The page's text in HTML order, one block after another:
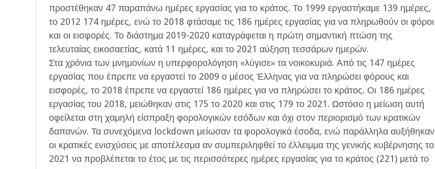
προστέθηκαν 47 παραπάνω ημέρες εργασίας για το κράτος. Το 1999 εργαστήκαμε 139 ημέρες,
το 2012 174 ημέρες, ενώ το 2018 φτάσαμε τις 186 ημέρες εργασίας για να πληρωθούν οι φόροι
και οι εισφορές. Το διάστημα 2019-2020 καταγράφεται η πρώτη σημαντική πτώση της
τελευταίας εικοσαετίας, κατά 11 ημέρες, και το 2021 αύξηση τεσσάρων ημερών.
Στα χρόνια των μνημονίων η υπερφορολόγηση «λύγισε» τα νοικοκυριά. Από τις 147 ημέρες
εργασίας που έπρεπε να εργαστεί το 2009 ο μέσος Έλληνας για να πληρώσει φόρους και
εισφορές, το 2018 έπρεπε να εργαστεί 186 ημέρες για να πληρώσει το κράτος. Οι 186 ημέρες
εργασίας του 2018, μειώθηκαν στις 175 το 2020 και στις 179 το 2021. Ωστόσο η μείωση αυτή
οφείλεται στη χαμηλή είσπραξη φορολογικών εσόδων και όχι στον περιορισμό των κρατικών
δαπανών. Τα συνεχόμενα lockdown μείωσαν τα φορολογικά έσοδα, ενώ παράλληλα αυξήθηκαν
οι κρατικές ενισχύσεις με αποτέλεσμα αν συμπεριληφθεί το έλλειμμα της γενικής κυβέρνησης το
2021 να προβλέπεται το έτος με τις περισσότερες ημέρες εργασίας για το κράτος (221) μετά το